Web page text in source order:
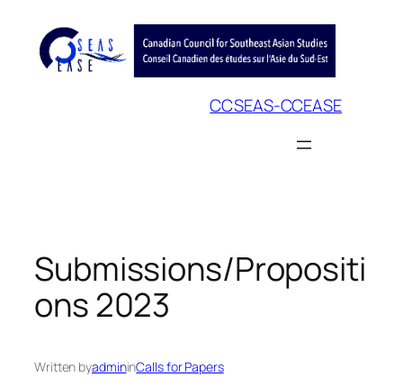
content
CCSEAS-CCEASE
Submissions/Propositi
ons 2023
Written byadmininCalls for Papers